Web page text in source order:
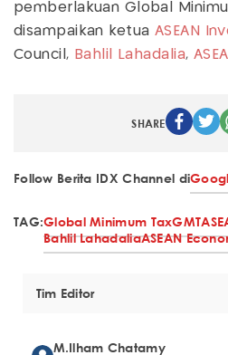
pemberlakuan Global
disampaikan ketua ASEAN
Council, Bahlil Lahadalia,
SHARE
Follow Berita IDX Channel di
TAG:Global Minimum TaxGMT
Bahlil LahadaliaASEAN
Tim Editor
M.Ilham Chatamy